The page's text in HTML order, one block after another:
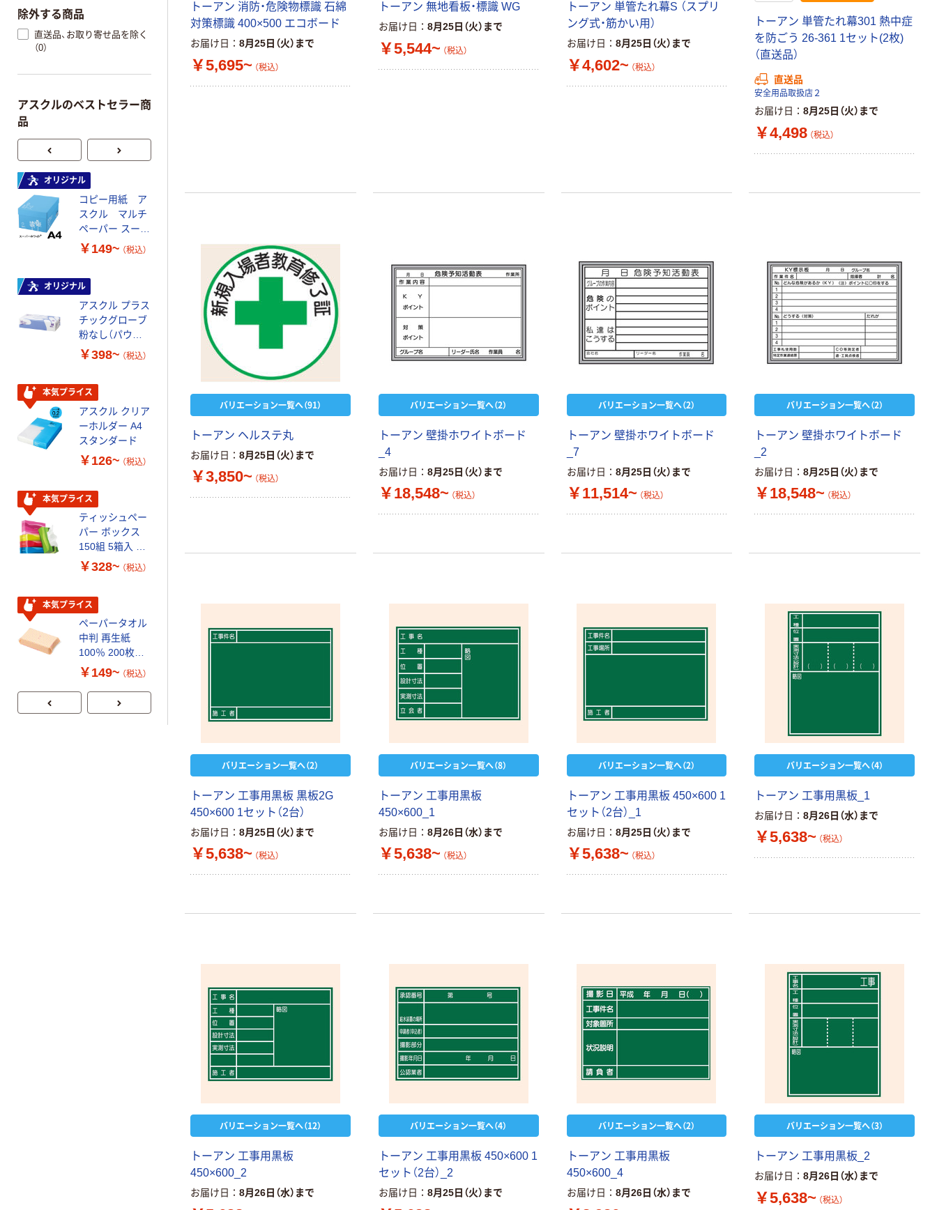
トーアン 消防・危険物標識 石綿
対策標識 400×500 エコボード
お届け日 8月25日（火）まで
￥5,695~ （税込）
トーアン 無地看板・標識 WG
お届け日 8月25日（火）まで
￥5,544~ （税込）
トーアン 単管たれ幕S （スプリ
ング式・筋かい用）
お届け日 8月25日（火）まで
￥4,602~ （税込）
トーアン 単管たれ幕301 熱中症
を防ごう 26-361 1セット(2枚)
（直送品）
直送品
安全用品取扱店２
お届け日 8月25日（火）まで
￥4,498 （税込）
バリエーション一覧へ（91）
トーアン ヘルステ丸
お届け日 8月25日（火）まで
￥3,850~ （税込）
バリエーション一覧へ（2）
トーアン 壁掛ホワイトボード
_4
お届け日 8月25日（火）まで
￥18,548~ （税込）
バリエーション一覧へ（2）
トーアン 壁掛ホワイトボード
_7
お届け日 8月25日（火）まで
￥11,514~ （税込）
バリエーション一覧へ（2）
トーアン 壁掛ホワイトボード
_2
お届け日 8月25日（火）まで
￥18,548~ （税込）
バリエーション一覧へ（2）
トーアン 工事用黒板 黒板2G
450×600 1セット（2台）
お届け日 8月25日（火）まで
￥5,638~ （税込）
バリエーション一覧へ（8）
トーアン 工事用黒板
450×600_1
お届け日 8月26日（水）まで
￥5,638~ （税込）
バリエーション一覧へ（2）
トーアン 工事用黒板 450×600 1
セット（2台）_1
お届け日 8月25日（火）まで
￥5,638~ （税込）
バリエーション一覧へ（4）
トーアン 工事用黒板_1
お届け日 8月26日（水）まで
￥5,638~ （税込）
バリエーション一覧へ（12）
トーアン 工事用黒板
450×600_2
お届け日 8月26日（水）まで
バリエーション一覧へ（4）
トーアン 工事用黒板 450×600 1
セット（2台）_2
お届け日 8月25日（火）まで
バリエーション一覧へ（2）
トーアン 工事用黒板
450×600_4
お届け日 8月26日（水）まで
バリエーション一覧へ（3）
トーアン 工事用黒板_2
お届け日 8月26日（水）まで
￥5,638~ （税込）
除外する商品
直送品、お取り寄せ品を除く
（0）
アスクルのベストセラー商
品
オリジナル
コピー用紙 ア
スクル マルチ
ペーパー スーパ
ーホワイト+
￥149~ （税込）
オリジナル
アスクル プラス
チックグローブ
粉なし（パウダ
ーフリー）
￥398~ （税込）
本気プライス
アスクル クリア
ーホルダー A4
スタンダード
￥126~ （税込）
本気プライス
ティッシュペー
パー ボックス
150組 5箱入 ア
スクル スマート
証
￥328~ （税込）
本気プライス
ペーパータオル
中判 再生紙
100％ 200枚
FSC認証 シング
企画 オリジナル
￥149~ （税込）
ミー+
￥149~ （税込）
本気プライス
トイレットペー
100% 6ロール
リサイクル100
芯あり FSC認
証
本気プライス
アスクル 耳にや
いマスク
￥458~ （税込）
本気プライス
証
期間限定価格
スチックグロー
嬬恋銘水 ナチュ
ラルミネラルウ
ォーター 500ml
キャップシール
付き／2Lラベル
￥1,037~
G バルクタイプ
指定医薬部外品
￥140~ （税込）
ファーストレイ
ト ホワイト紙コ
￥374~ （税込）
本気プライス
ペーパータオル
小判・シングル
再生紙 200枚
FSC認証紙 アス
クルオリジナル
（税込）
本気プライス
ティッシュペー
モカ 200組 5個
アスクル オリジ
ナルティッシュ
PEFC認証
￥428~
【アスクル限定】
オリジナル
ディスポパンツ
トイレシート
オリジナル
本気プライス
【ガムテープ】ア
スクル 現場のチ
カラ 厚さ
0.22mm 布テー
プ
￥145~
オリジナル
アスクル プラス
チックグローブ
粉なし（パウダ
ーフリー）
￥398~ （税込）
本気プライス
アスクル クリア
スタンダード
本気プライス
ティッシュペー
証
本気プライス
中判 再生紙
100％ 200枚
FSC認証 シング
￥149~ （税込）